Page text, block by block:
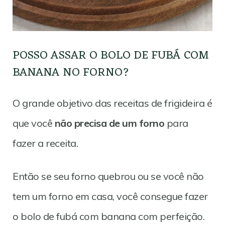
POSSO ASSAR O BOLO DE FUBÁ COM
BANANA NO FORNO?
O grande objetivo das receitas de frigideira é
que você não precisa de um forno para
fazer a receita.
Então se seu forno quebrou ou se você não
tem um forno em casa, você consegue fazer
o bolo de fubá com banana com perfeição.